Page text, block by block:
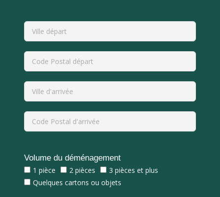
Volume du déménagement
1 pièce
2 pièces
3 pièces et plus
Quelques cartons ou objets